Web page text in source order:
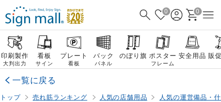
0 0
印刷製作
大判出力
看板
サイン
プレート
看板
バック
パネル
のぼり旗 ポスター
フレーム
安全用品 販
一覧に戻る
トップ 売れ筋ランキング 人気の店舗用品
人気の運営備品・